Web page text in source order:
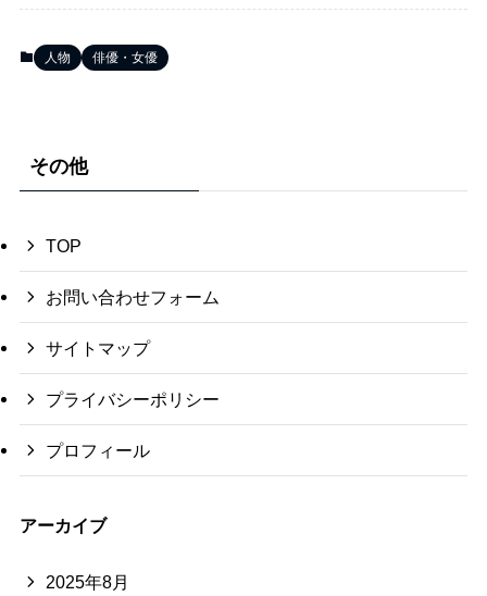
人物 俳優・女優
その他
TOP
お問い合わせフォーム
サイトマップ
プライバシーポリシー
プロフィール
アーカイブ
2025年8月